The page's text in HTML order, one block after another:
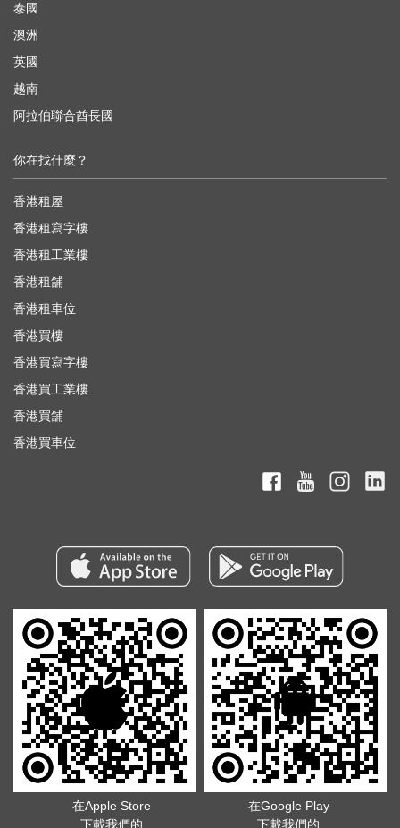
泰國
澳洲
英國
越南
阿拉伯聯合酋長國
你在找什麼？
香港租屋
香港租寫字樓
香港租工業樓
香港租舖
香港租車位
香港買樓
香港買寫字樓
香港買工業樓
香港買舖
香港買車位
在Apple Store
下載我們的
在Google Play
下載我們的